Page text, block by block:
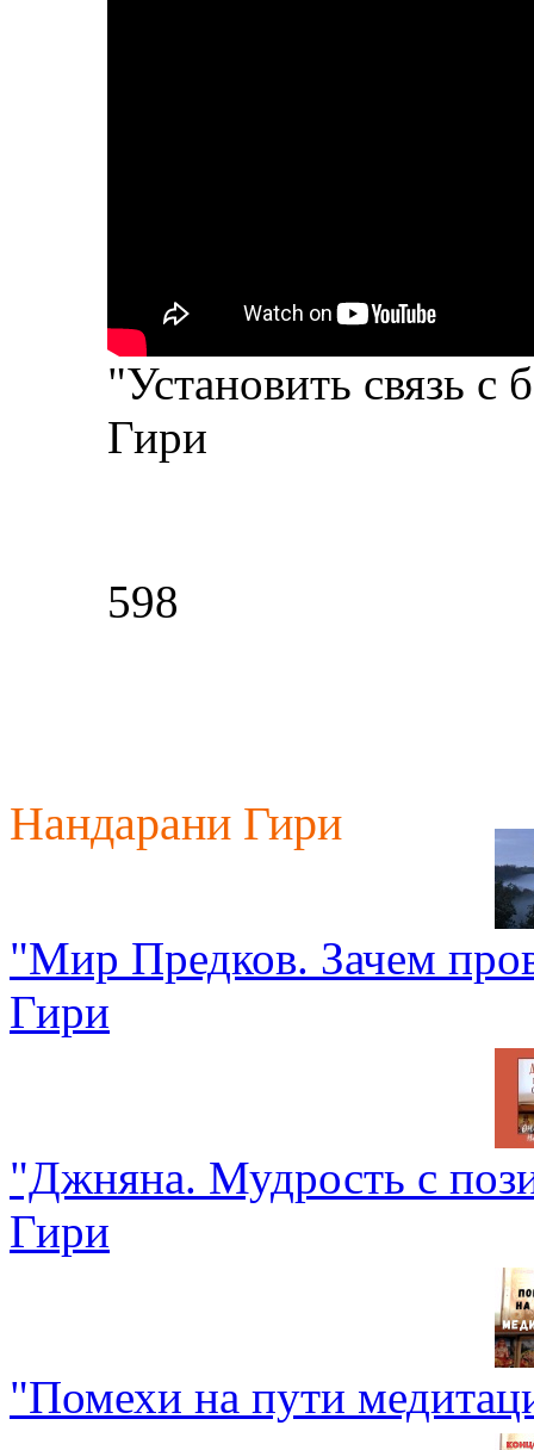
"Установить связь
Гири
598
Нандарани Гири
"Мир Предков. Зачем
Гири
"Джняна. Мудрость с
Гири
"Помехи на пути